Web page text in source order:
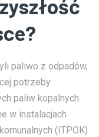
paliwo z odpadów,
potrzeby
paliw kopalnych.
w instalacjach
(ITPOK)